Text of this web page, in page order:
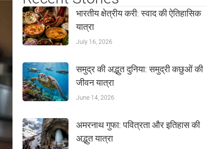
भारतीय क्षेत्रीय करी: स्वाद की ऐतिहासिक
यात्रा
July 16, 2026
समुद्र की अद्भुत दुनिया: समुद्री कछुओं की
जीवन यात्रा
June 14, 2026
अमरनाथ गुफा: पवित्रता और इतिहास की
अद्भुत यात्रा